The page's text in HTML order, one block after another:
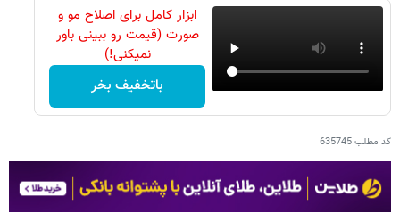
ابزار کامل برای اصلاح مو و
صورت (قیمت رو ببینی باور
نمیکنی!)
باتخفیف بخر
کد مطلب635745